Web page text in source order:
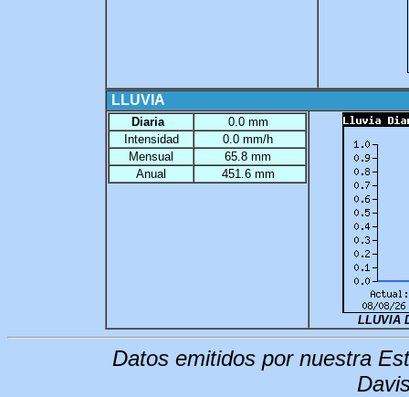
LLUVIA
Diaria
0.0 mm
Intensidad
0.0 mm/h
Mensual
65.8 mm
Anual
451.6 mm
LLUVIA
Datos emitidos por nuestra